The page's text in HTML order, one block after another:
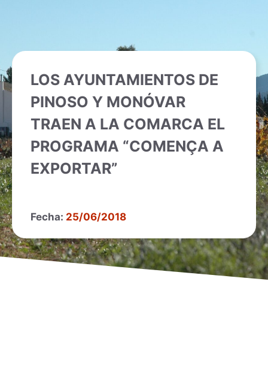
LOS AYUNTAMIENTOS DE
PINOSO Y MONÓVAR
TRAEN A LA COMARCA EL
PROGRAMA “COMENÇA A
EXPORTAR”
Fecha: 25/06/2018